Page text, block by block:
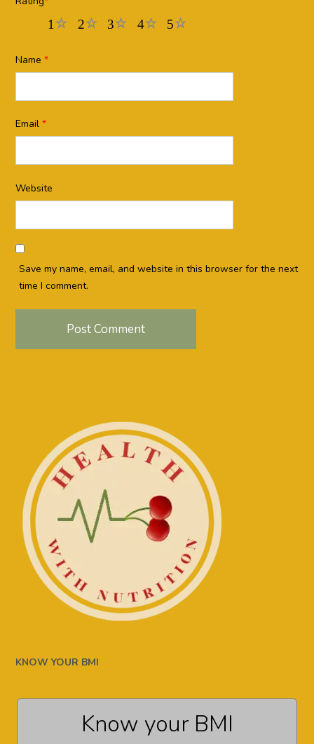
5
4
3
2
1
Name *
Email *
Website
Save my name, email, and website in this browser for the next
time I comment.
KNOW YOUR BMI
Know your BMI